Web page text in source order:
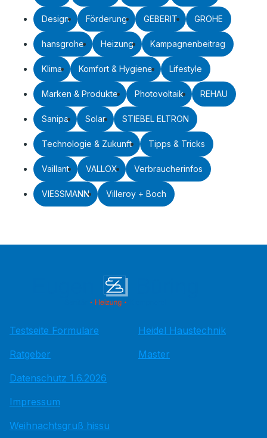
Design Förderung GEBERIT GROHE
hansgrohe Heizung Kampagnenbeitrag
Klima Komfort & Hygiene Lifestyle
Marken & Produkte Photovoltaik REHAU
Sanipa Solar STIEBEL ELTRON
Technologie & Zukunft Tipps & Tricks
Vaillant VALLOX Verbraucherinfos
VIESSMANN Villeroy + Boch
Testseite Formulare
Ratgeber
Datenschutz 1.6.2026
Impressum
Weihnachtsgruß hissu
Heidel Haustechnik
Master